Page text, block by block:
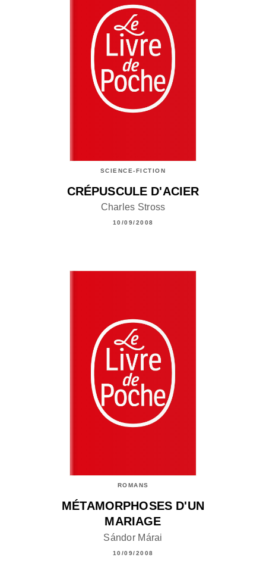
SCIENCE-FICTION
CRÉPUSCULE D'ACIER
Charles Stross
10/09/2008
ROMANS
MÉTAMORPHOSES D'UN
MARIAGE
Sándor Márai
10/09/2008